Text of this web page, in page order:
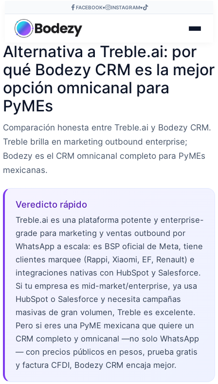
FACEBOOK▾ INSTAGRAM▾
Alternativa a Treble.ai: por
qué Bodezy CRM es la mejor
opción omnicanal para
PyMEs
Comparación honesta entre Treble.ai y Bodezy CRM.
Treble brilla en marketing outbound enterprise;
Bodezy es el CRM omnicanal completo para PyMEs
mexicanas.
Veredicto rápido
Treble.ai es una plataforma potente y enterprise-
grade para marketing y ventas outbound por
WhatsApp a escala: es BSP oficial de Meta, tiene
clientes marquee (Rappi, Xiaomi, EF, Renault) e
integraciones nativas con HubSpot y Salesforce.
Si tu empresa es mid-market/enterprise, ya usa
HubSpot o Salesforce y necesita campañas
masivas de gran volumen, Treble es excelente.
Pero si eres una PyME mexicana que quiere un
CRM completo y omnicanal —no solo WhatsApp
— con precios públicos en pesos, prueba gratis
y factura CFDI, Bodezy CRM encaja mejor.